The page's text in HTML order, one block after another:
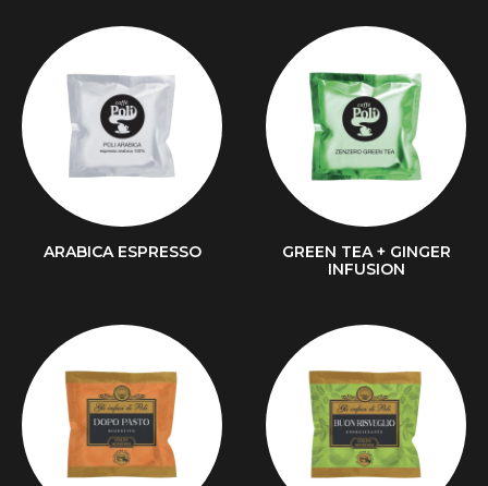
ARABICA ESPRESSO
GREEN TEA + GINGER
INFUSION